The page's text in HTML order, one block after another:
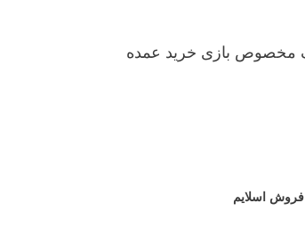
فروش اسلایم